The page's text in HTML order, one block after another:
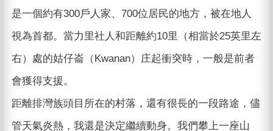
是一個約有300戶人家、700位居民的地方，被在地人
視為首都。當力里社人和距離約10里（相當於25英里左
右）處的姑仔崙（Kwanan）庄起衝突時，一般是前者
會獲得支援。
距離排灣族頭目所在的村落，還有很長的一段路途，儘
管天氣炎熱，我還是決定繼續動身。我們攀上一座山